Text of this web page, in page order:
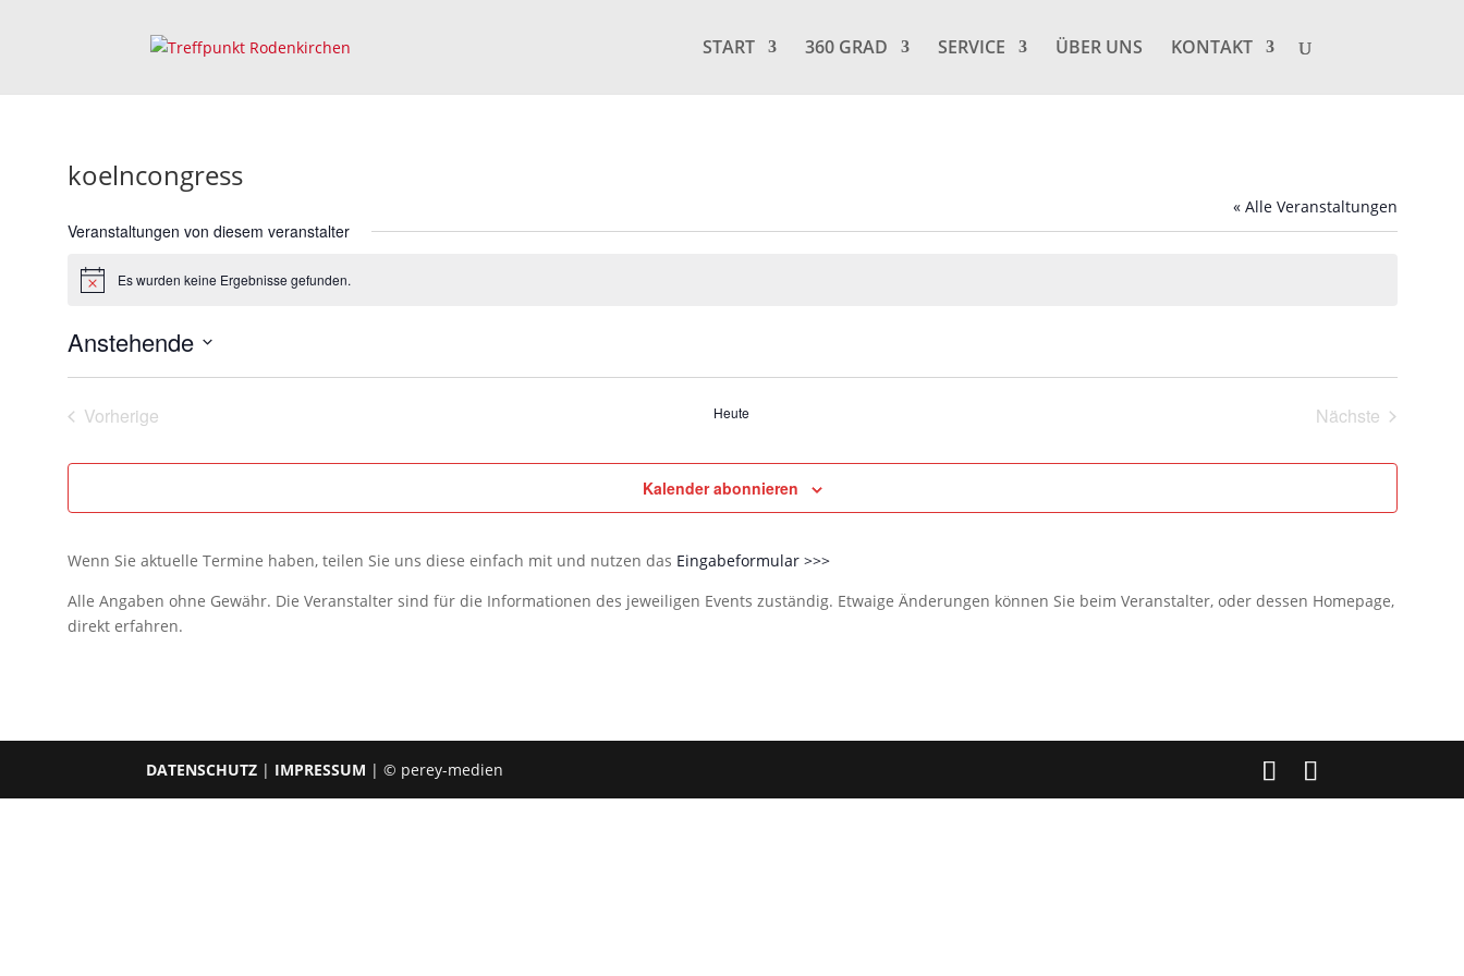
START 360 GRAD SERVICE ÜBER UNS KONTAKT
koelncongress
« Alle Veranstaltungen
Veranstaltungen von diesem veranstalter
HinweisEs wurden keine Ergebnisse gefunden.
Anstehende
Vorherige
Heute
Nächste
Kalender abonnieren
Wenn Sie aktuelle Termine haben, teilen Sie uns diese einfach mit und nutzen das Eingabeformular >>>
Alle Angaben ohne Gewähr. Die Veranstalter sind für die Informationen des jeweiligen Events zuständig. Etwaige Änderungen können Sie beim Veranstalter, oder dessen Homepage,
direkt erfahren.
DATENSCHUTZ | IMPRESSUM | © perey-medien